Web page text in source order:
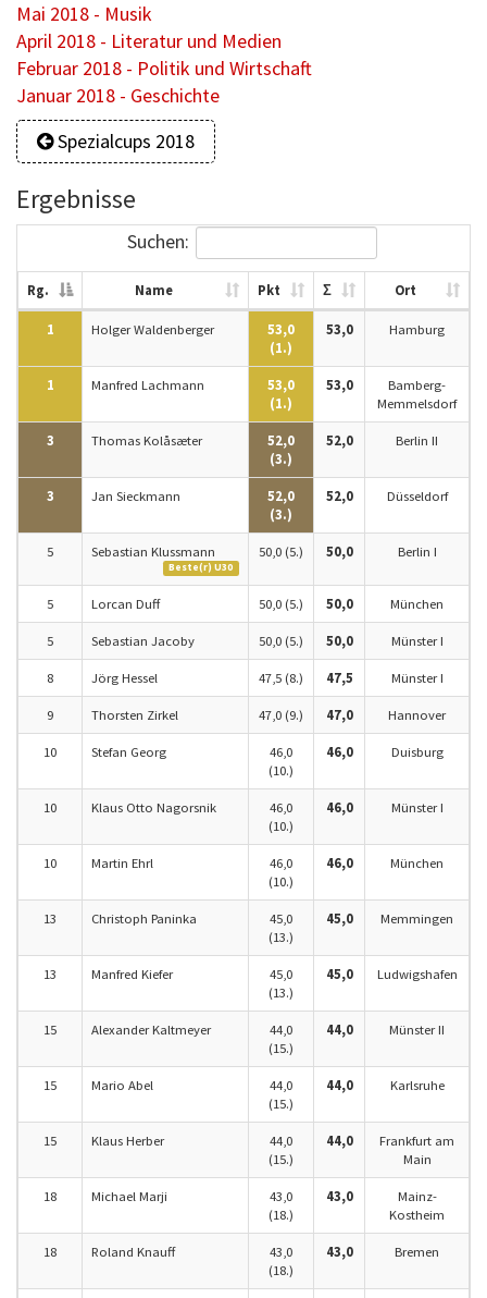
Mai 2018 - Musik
April 2018 - Literatur und Medien
Februar 2018 - Politik und Wirtschaft
Januar 2018 - Geschichte
Spezialcups 2018
Ergebnisse
Suchen:
Rg. Name Pkt Σ Ort
1 Holger Waldenberger
53,0
(1.)
53,0 Hamburg
1 Manfred Lachmann
53,0
(1.)
53,0
Bamberg-
Memmelsdorf
3 Thomas Kolåsæter
52,0
(3.)
52,0 Berlin II
3 Jan Sieckmann
52,0
(3.)
52,0 Düsseldorf
5 Sebastian Klussmann
Beste(r) U30
50,0 (5.) 50,0 Berlin I
5 Lorcan Duff 50,0 (5.) 50,0 München
5 Sebastian Jacoby 50,0 (5.) 50,0 Münster I
8 Jörg Hessel 47,5 (8.) 47,5 Münster I
9 Thorsten Zirkel 47,0 (9.) 47,0 Hannover
10 Stefan Georg
46,0
(10.)
46,0 Duisburg
10 Klaus Otto Nagorsnik
46,0
(10.)
46,0 Münster I
10 Martin Ehrl
46,0
(10.)
46,0 München
13 Christoph Paninka
45,0
(13.)
45,0 Memmingen
13 Manfred Kiefer
45,0
(13.)
45,0 Ludwigshafen
15 Alexander Kaltmeyer
44,0
(15.)
44,0 Münster II
15 Mario Abel
44,0
(15.)
44,0 Karlsruhe
15 Klaus Herber
44,0
(15.)
44,0
Frankfurt am
Main
18 Michael Marji
43,0
(18.)
43,0
Mainz-
Kostheim
18 Roland Knauff
43,0
(18.)
43,0 Bremen